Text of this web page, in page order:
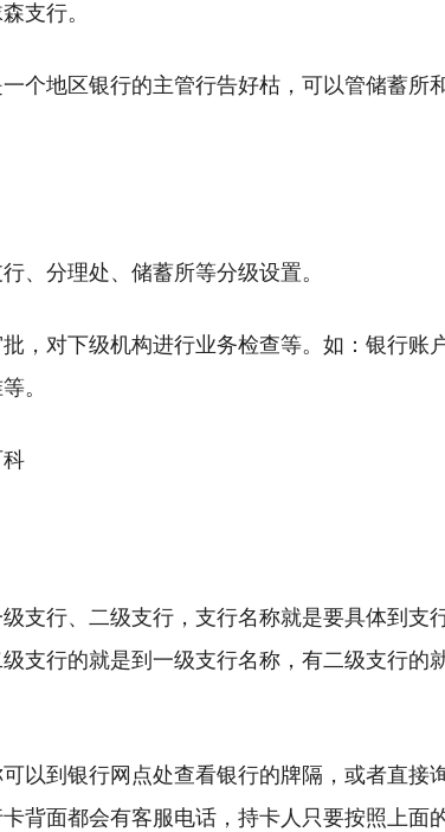
支行。
个地区银行的主管行告好枯，可以管储蓄所
、分理处、储蓄所等分级设置。
，对下级机构进行业务检查等。如：银行账
。
支行、二级支行，支行名称就是要具体到支
支行的就是到一级支行名称，有二级支行的
以到银行网点处查看银行的牌隔，或者直接
背面都会有客服电话，持卡人只要按照上面